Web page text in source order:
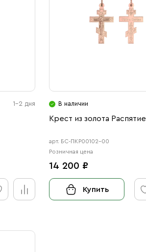
1-2 дня В наличии
Крест из золота Распятие
арт. БС-ПКР00102-00
Розничная цена
14 200 ₽
Купить